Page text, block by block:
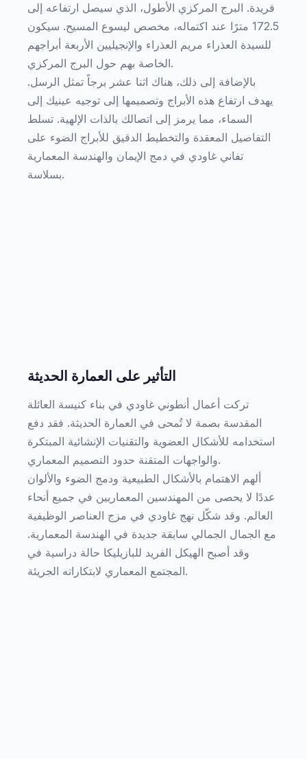
فريدة. البرج المركزي الأطول، الذي سيصل ارتفاعه إلى
172.5 مترًا عند اكتماله، مخصص ليسوع المسيح. سيكون
للسيدة العذراء مريم العذراء والإنجيليين الأربعة أبراجهم
الخاصة بهم حول البرج المركزي.
بالإضافة إلى ذلك، هناك اثنا عشر برجاً تمثل الرسل.
يهدف ارتفاع هذه الأبراج وتصميمها إلى توجيه عينيك إلى
السماء، مما يرمز إلى اتصالك بالذات الإلهية. تسلط
التفاصيل المعقدة والتخطيط الدقيق للأبراج الضوء على
تفاني غاودي في دمج الإيمان والهندسة المعمارية
بسلاسة.
التأثير على العمارة الحديثة
تركت أعمال أنطوني غاودي في بناء كنيسة العائلة
المقدسة بصمة لا تُمحى في العمارة الحديثة. فقد دفع
استخدامه للأشكال العضوية والتقنيات الإنشائية المبتكرة
والواجهات المتقنة حدود التصميم المعماري.
ألهم الاهتمام بالأشكال الطبيعية ودمج الضوء والألوان
عددًا لا يحصى من المهندسين المعماريين في جميع أنحاء
العالم. وقد شكّل نهج غاودي في مزج العناصر الوظيفية
مع الجمال الجمالي سابقة جديدة في الهندسة المعمارية.
وقد أصبح الهيكل الفريد للبازيليكا حالة دراسية في
المجتمع المعماري لابتكاراته الجريئة.